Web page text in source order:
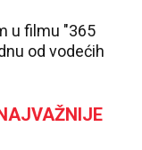
u filmu "365
od vodećih